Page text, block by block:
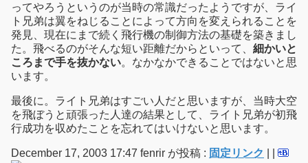
ってやろうというのが当時の常識だったようですが、ライ
ト兄弟は翼をねじることによって方向を変えられることを
発見、現在にまで続く飛行機の制御方法の基礎を築きまし
た。飛べるのがそんな短い距離だからといって、 細かいと
ころまで手を抜かない。なかなかできることではないと思
います。
最後に。ライト兄弟はすごい人だと思いますが、当時大空
を飛ぼうと頑張った人達の結果として、ライト兄弟が初飛
行成功を収めたことを忘れてはいけないと思います。
December 17, 2003 17:47 fenrir が投稿 : 固定リンク